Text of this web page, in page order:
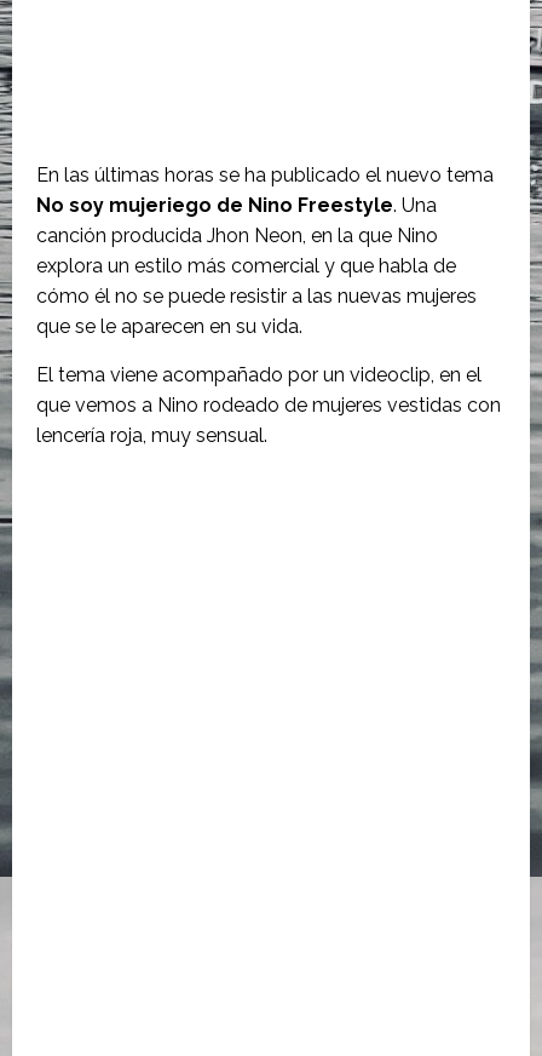
En las últimas horas se ha publicado el nuevo tema
No soy mujeriego de Nino Freestyle. Una
canción producida Jhon Neon, en la que Nino
explora un estilo más comercial y que habla de
cómo él no se puede resistir a las nuevas mujeres
que se le aparecen en su vida.
El tema viene acompañado por un videoclip, en el
que vemos a Nino rodeado de mujeres vestidas con
lencería roja, muy sensual.